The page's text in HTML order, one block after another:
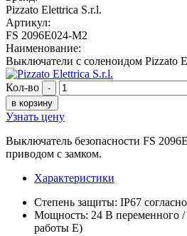
Pizzato Elettrica S.r.l.
Артикул:
FS 2096E024-M2
Наименование:
Выключатели с соленоидом Pizzato
Кол-во -
в корзину
Узнать цену
Выключатель безопасности FS
приводом с замком.
Характеристики
Степень защиты: IP67
Мощность: 24 В переменного /
работы E)